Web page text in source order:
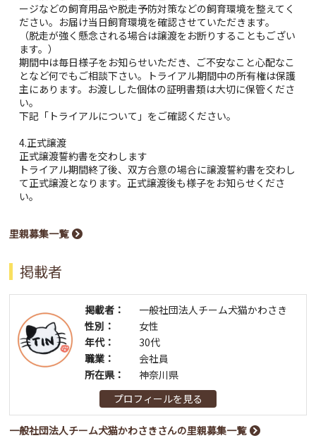
ージなどの飼育用品や脱走予防対策などの飼育環境を整えてく
ださい。お届け当日飼育環境を確認させていただきます。
（脱走が強く懸念される場合は譲渡をお断りすることもござい
ます。）
期間中は毎日様子をお知らせいただき、ご不安なこと心配なこ
となど何でもご相談下さい。トライアル期間中の所有権は保護
主にあります。お渡しした個体の証明書類は大切に保管くださ
い。
下記「トライアルについて」をご確認ください。
4.正式譲渡
正式譲渡誓約書を交わします
トライアル期間終了後、双方合意の場合に譲渡誓約書を交わし
て正式譲渡となります。正式譲渡後も様子をお知らせくださ
い。
里親募集一覧
掲載者
掲載者：
一般社団法人チーム犬猫かわさき
性別：
女性
年代：
30代
職業：
会社員
所在県：
神奈川県
プロフィールを見る
一般社団法人チーム犬猫かわさきさんの里親募集一覧